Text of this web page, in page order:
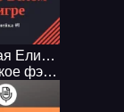
Шумская Елизавета – Семейка 1, Дело о белом тигре
Городское фэнтези